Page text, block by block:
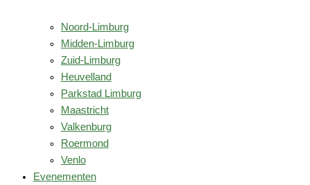
Noord-Limburg
Midden-Limburg
Zuid-Limburg
Heuvelland
Parkstad Limburg
Maastricht
Valkenburg
Roermond
Venlo
Evenementen